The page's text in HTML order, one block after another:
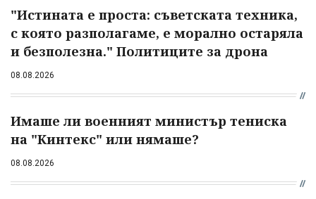
"Истината е проста: съветската техника,
с която разполагаме, е морално остаряла
и безполезна." Политиците за дрона
08.08.2026
Имаше ли военният министър тениска
на "Кинтекс" или нямаше?
08.08.2026